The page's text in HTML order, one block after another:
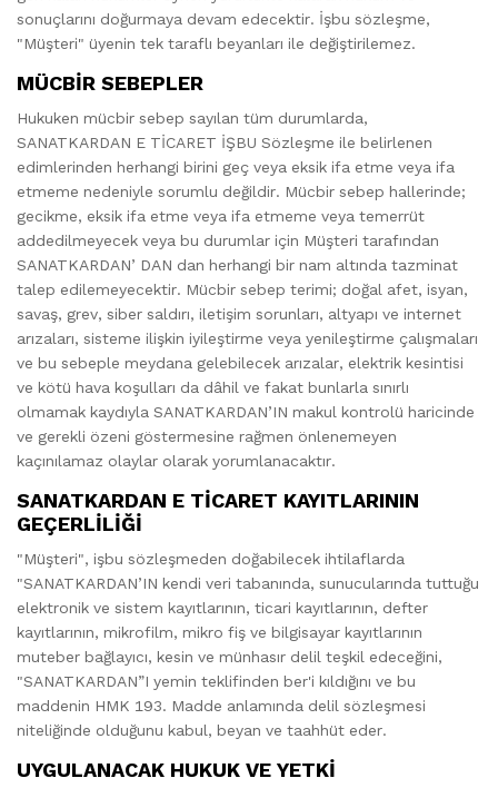
sonuçlarını doğurmaya devam edecektir. İşbu sözleşme,
"Müşteri" üyenin tek taraflı beyanları ile değiştirilemez.
MÜCBİR SEBEPLER
Hukuken mücbir sebep sayılan tüm durumlarda,
SANATKARDAN E TİCARET İŞBU Sözleşme ile belirlenen
edimlerinden herhangi birini geç veya eksik ifa etme veya ifa
etmeme nedeniyle sorumlu değildir. Mücbir sebep hallerinde;
gecikme, eksik ifa etme veya ifa etmeme veya temerrüt
addedilmeyecek veya bu durumlar için Müşteri tarafından
SANATKARDAN’ DAN dan herhangi bir nam altında tazminat
talep edilemeyecektir. Mücbir sebep terimi; doğal afet, isyan,
savaş, grev, siber saldırı, iletişim sorunları, altyapı ve internet
arızaları, sisteme ilişkin iyileştirme veya yenileştirme çalışmaları
ve bu sebeple meydana gelebilecek arızalar, elektrik kesintisi
ve kötü hava koşulları da dâhil ve fakat bunlarla sınırlı
olmamak kaydıyla SANATKARDAN’IN makul kontrolü haricinde
ve gerekli özeni göstermesine rağmen önlenemeyen
kaçınılamaz olaylar olarak yorumlanacaktır.
SANATKARDAN E TİCARET KAYITLARININ
GEÇERLİLİĞİ
"Müşteri", işbu sözleşmeden doğabilecek ihtilaflarda
"SANATKARDAN’IN kendi veri tabanında, sunucularında tuttuğu
elektronik ve sistem kayıtlarının, ticari kayıtlarının, defter
kayıtlarının, mikrofilm, mikro fiş ve bilgisayar kayıtlarının
muteber bağlayıcı, kesin ve münhasır delil teşkil edeceğini,
"SANATKARDAN”I yemin teklifinden ber'i kıldığını ve bu
maddenin HMK 193. Madde anlamında delil sözleşmesi
niteliğinde olduğunu kabul, beyan ve taahhüt eder.
UYGULANACAK HUKUK VE YETKİ